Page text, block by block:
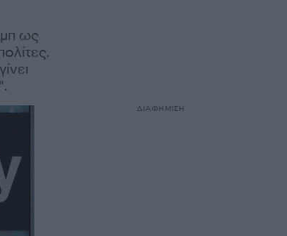
ως
ΔΙΑΦΗΜΙΣΗ